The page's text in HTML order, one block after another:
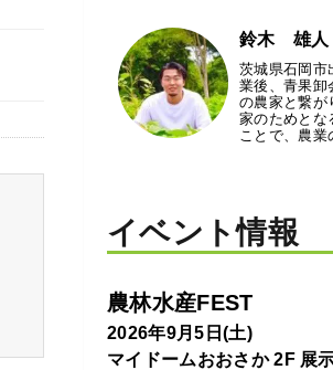
鈴木 雄人
茨城県石岡市
業後、青果卸
の農家と繋が
家のためとな
ことで、農業
イベント情報
農林水産FEST
2026年9月5日(土)
マイドームおおさか 2F 展